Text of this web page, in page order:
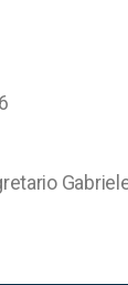
Gabriele